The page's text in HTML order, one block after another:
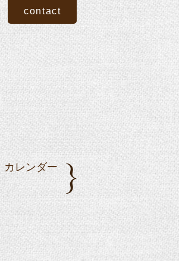
contact
カレンダー